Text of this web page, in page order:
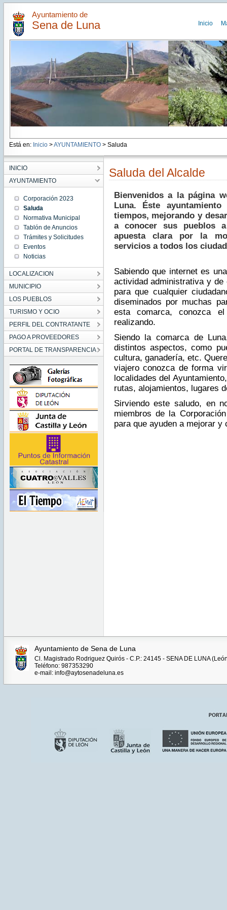
Ayuntamiento de
Sena de Luna Inicio
Está en: Inicio >AYUNTAMIENTO> Saluda
INICIO
AYUNTAMIENTO
Corporación 2023
Saluda
Normativa Municipal
Tablón de Anuncios
Trámites y Solicitudes
Eventos
Noticias
LOCALIZACION
MUNICIPIO
LOS PUEBLOS
TURISMO Y OCIO
PERFIL DEL CONTRATANTE
PAGO A PROVEEDORES
PORTAL DE TRANSPARENCIA
Saluda del Alcalde
Bienvenidos a la página
Luna. Éste
tiempos, mejorando y
a conocer sus pueblos
apuesta clara por la
servicios a todos los
Sabiendo que internet es
actividad administrativa y
para que cualquier
diseminados por muchas
esta comarca, conozca
realizando.
Siendo la comarca de
distintos aspectos, como
cultura, ganadería, etc.
viajero conozca de forma
localidades del
rutas, alojamientos, lugares
Sirviendo este saludo, en
miembros de la
para que ayuden a mejorar y
Ayuntamiento de Sena de Luna
Cl. Magistrado Rodriguez Quirós - C.P.: 24145 - SENA DE LUNA
Teléfono: 987353290
e-mail: info@aytosenadeluna.es